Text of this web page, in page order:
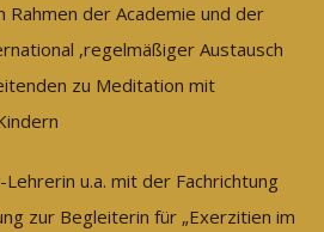
Rahmen der Academie und der
,regelmäßiger Austausch
zu Meditation mit
Lehrerin u.a. mit der Fachrichtung
zur Begleiterin für „Exerzitien im